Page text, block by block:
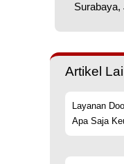
Surabaya,
Artikel
Layanan
Apa Saja